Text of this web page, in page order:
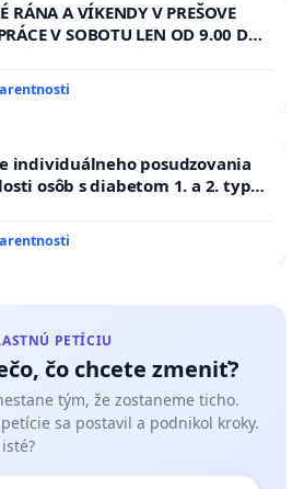
RÁNA A VÍKENDY V PREŠOVE
V SOBOTU LEN OD 9.00 DO
TÝŽDEŇ CIEĽ 8.00 – 18.00
KONTROLA STAVBY C-AREA NA
individuálneho posudzovania
osôb s diabetom 1. a 2. typu
zboru SR
PETÍCIU
čo chcete zmeniť?
tým, že zostaneme ticho.
sa postavil a podnikol kroky.